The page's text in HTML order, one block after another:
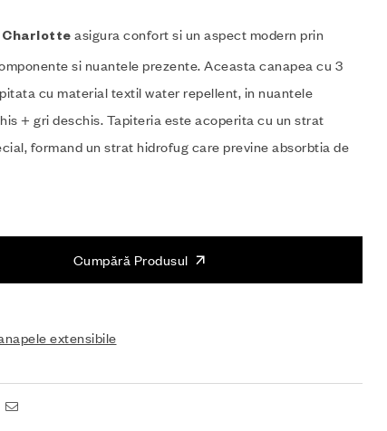
Charlotte asigura confort si un aspect modern prin
si nuantele prezente. Aceasta canapea cu 3
cu material textil water repellent, in nuantele
+ gri deschis. Tapiteria este acoperita cu un strat
formand un strat hidrofug care previne absorbtia de
Cumpără Produsul
extensibile
Facebook
Email